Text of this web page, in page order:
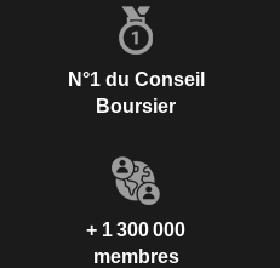
N°1 du Conseil
Boursier
+ 1 300 000
membres